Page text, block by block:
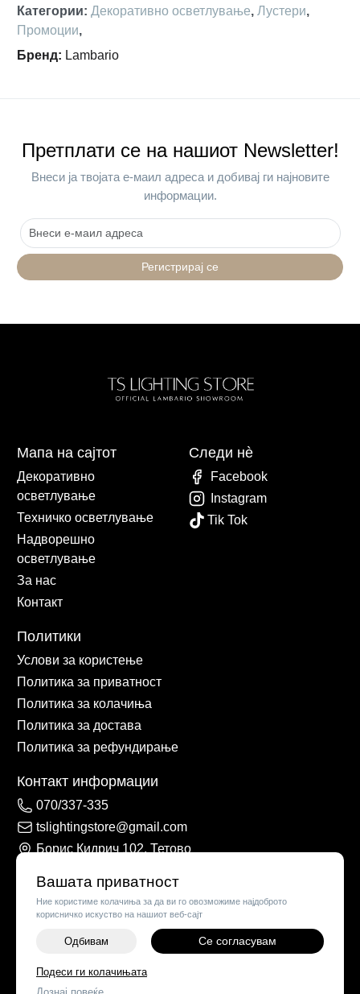
Вашата приватност
Ние користиме колачиња за да ви го овозможиме најдоброто
корисничко искуство на нашиот веб-сајт
Одбивам Се согласувам
Подеси ги колачињата
Категории: Декоративно осветлување, Лустери,
Промоции,
Бренд: Lambario
+
Претплати се на нашиот Newsletter!
Внеси ја твојата е-маил адреса и добивај ги најновите
информации.
Регистрирај се
Мапа на сајтот
Декоративно
осветлување
Техничко осветлување
Надворешно
осветлување
За нас
Контакт
Политики
Услови за користење
Политика за приватност
Политика за колачиња
Политика за достава
Политика за рефундирање
Контакт информации
070/337-335
tslightingstore@gmail.com
Борис Кидрич 102, Тетово
Следи нè
Facebook
Instagram
Tik Tok
©2026